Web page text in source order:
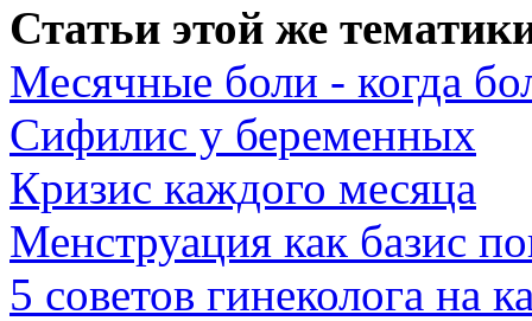
Статьи этой же
Месячные боли - когда
Сифилис у беременных
Кризис каждого месяца
Менструация как базис
5 советов гинеколога на